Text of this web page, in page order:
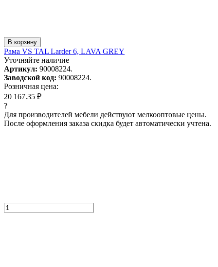
В корзину
Рама VS TAL Larder 6, LAVA GREY
Уточняйте наличие
Артикул: 90008224.
Заводской код: 90008224.
Розничная цена:
20 167.35 ₽
?
Для производителей мебели действуют мелкооптовые цены.
После оформления заказа скидка будет автоматически учтена.